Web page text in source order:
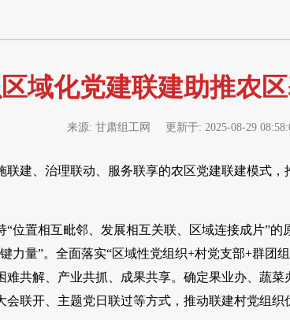
域化党建联建助推农
来源: 甘肃组工网 更新于: 2025-08-29
联建、治理联动、服务联享的农区党建联建模式
“位置相互毗邻、发展相互关联、区域连接成片”
力量”。全面落实“区域性党组织+村党支部+群团
共解、产业共抓、成果共享。确定果业办、蔬
联开、主题党日联过等方式，推动联建村党组织